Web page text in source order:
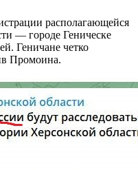
располагающейся
— городе Геническе
Геничане четко
Промоина.